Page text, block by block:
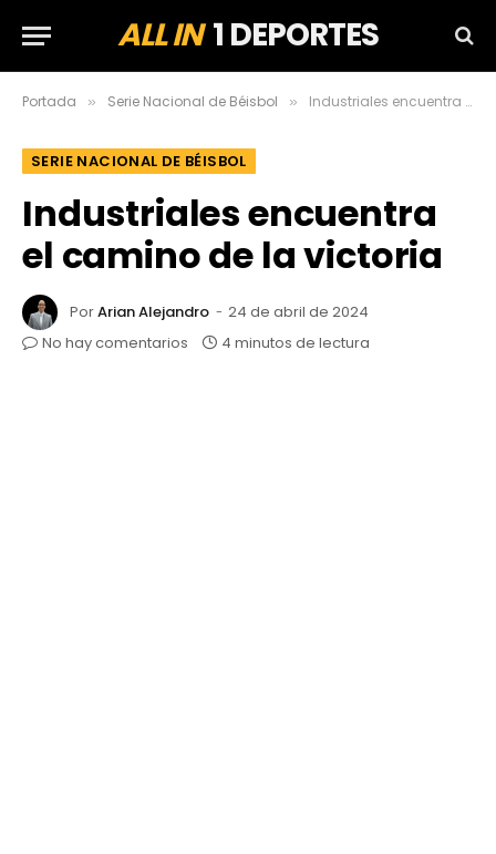
ALL IN1 DEPORTES
Portada » Serie Nacional de Béisbol » Industriales encuentra el camino de la victoria
SERIE NACIONAL DE BÉISBOL
Industriales encuentra
el camino de la victoria
PorArian Alejandro
24 de abril de 2024
No hay comentarios
4 minutos de lectura